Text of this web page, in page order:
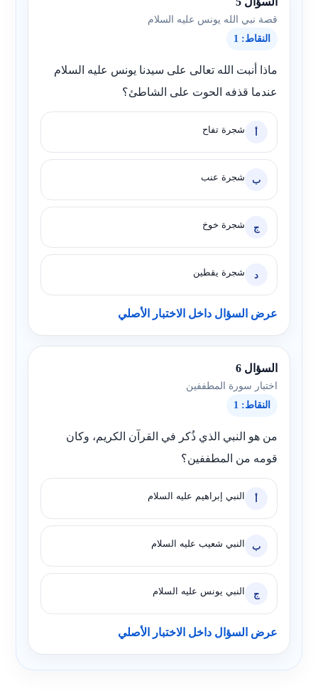
قصة نبي الله يونس عليه السلام
النقاط: 1
ماذا أنبت الله تعالى على سيدنا يونس عليه السلام
عندما قذفه الحوت على الشاطئ؟
أ شجرة تفاح
ب شجرة عنب
ج شجرة خوخ
د شجرة يقطين
عرض السؤال داخل الاختبار الأصلي
السؤال 6
اختبار سورة المطففين
النقاط: 1
من هو النبي الذي ذُكر في القرآن الكريم، وكان
قومه من المطففين؟
أ النبي إبراهيم عليه السلام
ب النبي شعيب عليه السلام
ج النبي يونس عليه السلام
عرض السؤال داخل الاختبار الأصلي